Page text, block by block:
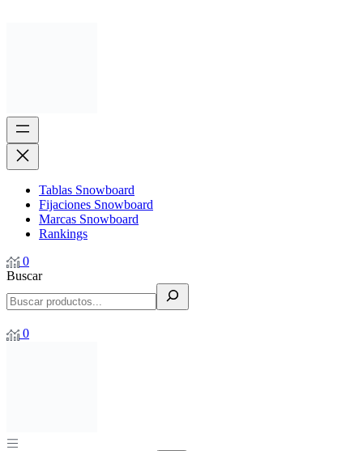
Tablas Snowboard
Fijaciones Snowboard
Marcas Snowboard
Rankings
0
Buscar
0